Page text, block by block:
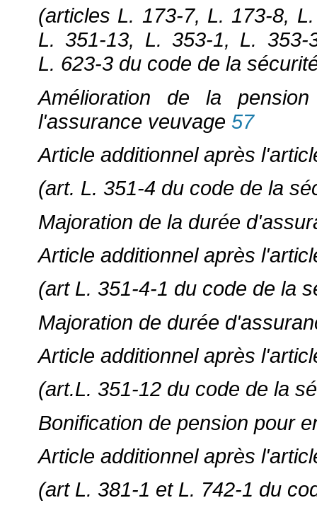
(articles L. 173-7, L. 173-8,
L. 351-13, L. 353-1, L.
L. 623-3 du code de la
Amélioration de la
l'assurance veuvage 57
Article additionnel après
(art. L. 351-4 du code de la
Majoration de la durée
Article additionnel après
(art L. 351-4-1 du code de la
Majoration de durée
Article additionnel après
(art.L. 351-12 du code de la
Bonification de pension pour
Article additionnel après
(art L. 381-1 et L. 742-1 du